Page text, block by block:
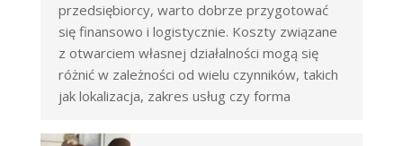
przedsiębiorcy, warto dobrze przygotować
się finansowo i logistycznie. Koszty związane
z otwarciem własnej działalności mogą się
różnić w zależności od wielu czynników, takich
jak lokalizacja, zakres usług czy forma